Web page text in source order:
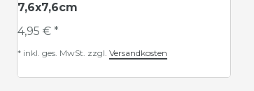
7,6x7,6cm
4,95 € *
* inkl. ges. MwSt. zzgl. Versandkosten